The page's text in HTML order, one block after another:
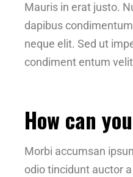
Mauris in erat justo.
dapibus
neque elit. Sed ut
condiment entum velit
How can
Morbi accumsan
odio tincidunt auctor